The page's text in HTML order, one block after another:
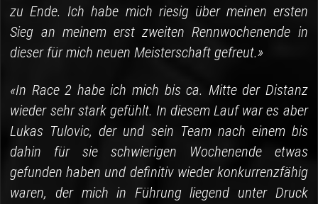
zu Ende. Ich habe mich riesig über meinen ersten
Sieg an meinem erst zweiten Rennwochenende in
dieser für mich neuen Meisterschaft gefreut.»
«In Race 2 habe ich mich bis ca. Mitte der Distanz
wieder sehr stark gefühlt. In diesem Lauf war es aber
Lukas Tulovic, der und sein Team nach einem bis
dahin für sie schwierigen Wochenende etwas
gefunden haben und definitiv wieder konkurrenzfähig
waren, der mich in Führung liegend unter Druck